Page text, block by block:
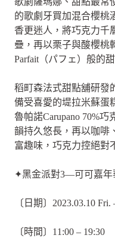
的歌劇牙買加混合櫻桃
香更迷人，將巧克力千
疊，再以栗子與酸櫻桃
Parfait（パフェ）般的
稻町森法式甜點舖研發
備受喜愛的堤拉米蘇蛋
魯帕諾Carupano 70%
韻持久悠長，再以咖啡
富趣味，巧克力控絕對
✦黑金派對3—可可嘉年
〔日期〕2023.03.10 Fri.
〔時間〕11:00 – 19:30